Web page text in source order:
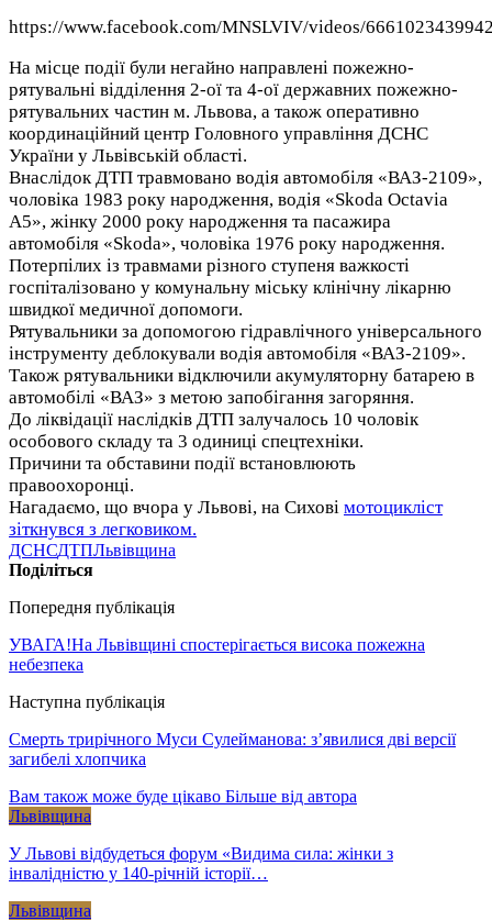
https://www.facebook.com/MNSLVIV/videos/
На місце події були негайно направлені пожежно-
рятувальні відділення 2-ої та 4-ої державних пожежно-
рятувальних частин м. Львова, а також оперативно
координаційний центр Головного управління ДСНС
України у Львівській області.
Внаслідок ДТП травмовано водія автомобіля «ВАЗ-2109»,
чоловіка 1983 року народження, водія «Skoda Octavia
A5», жінку 2000 року народження та пасажира
автомобіля «Skoda», чоловіка 1976 року народження.
Потерпілих із травмами різного ступеня важкості
госпіталізовано у комунальну міську клінічну лікарню
швидкої медичної допомоги.
Рятувальники за допомогою гідравлічного універсального
інструменту деблокували водія автомобіля «ВАЗ-2109».
Також рятувальники відключили акумуляторну батарею в
автомобілі «ВАЗ» з метою запобігання загоряння.
До ліквідації наслідків ДТП залучалось 10 чоловік
особового складу та 3 одиниці спецтехніки.
Причини та обставини події встановлюють
правоохоронці.
Нагадаємо, що вчора у Львові, на Сихові мотоцикліст
зіткнувся з легковиком.
ДСНСДТПЛьвівщина
Поділіться
Попередня публікація
УВАГА!На Львівщині спостерігається висока пожежна
небезпека
Наступна публікація
Смерть трирічного Муси Сулейманова: з’явилися дві версії
загибелі хлопчика
Вам також може буде цікаво Більше від автора
Львівщина
У Львові відбудеться форум «Видима сила: жінки з
інвалідністю у 140-річній історії…
Львівщина